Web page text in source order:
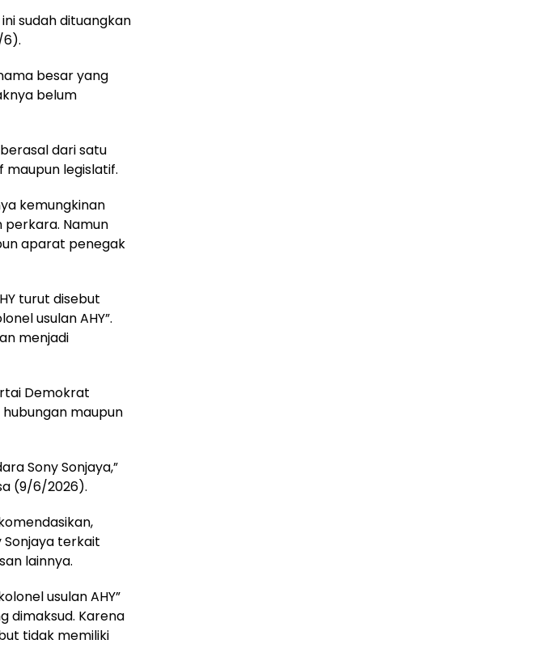
sudah dituangkan
6).
besar yang
belum
dari satu
legislatif.
kemungkinan
Namun
aparat penegak
turut disebut
usulan AHY”.
menjadi
Demokrat
maupun
Sony Sonjaya,”
(9/6/2026).
terkait
lainnya.
usulan AHY”
dimaksud. Karena
tidak memiliki